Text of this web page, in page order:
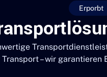
Erporbt
– wir